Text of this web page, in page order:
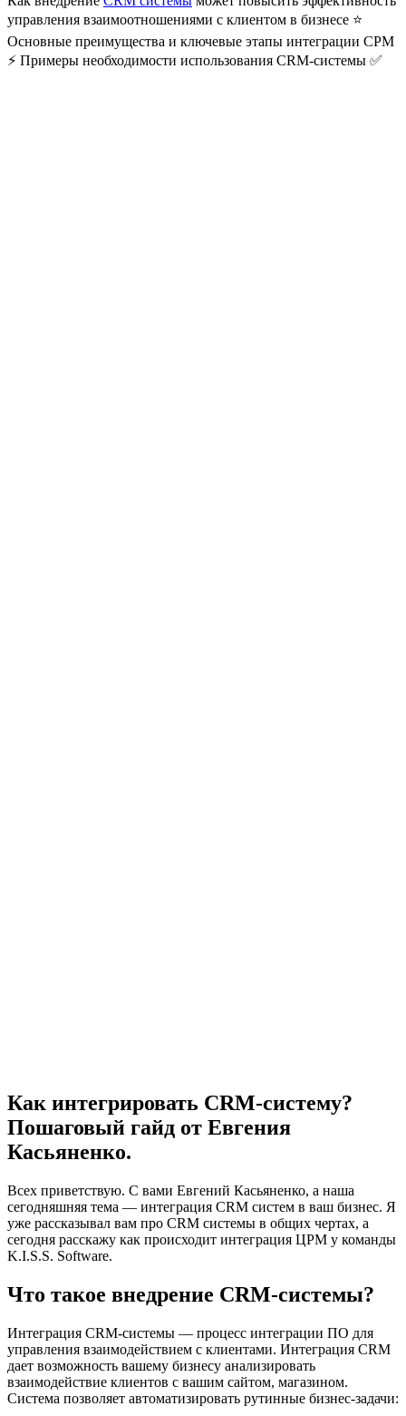
управления взаимоотношениями с клиентом в бизнесе ⭐
Основные преимущества и ключевые этапы интеграции СРМ
⚡ Примеры необходимости использования CRM-системы ✅
Как интегрировать CRM-систему?
Пошаговый гайд от Евгения
Касьяненко.
Всех приветствую. С вами Евгений Касьяненко, а наша
сегодняшняя тема — интеграция CRM систем в ваш бизнес. Я
уже рассказывал вам про CRM системы в общих чертах, а
сегодня расскажу как происходит интеграция ЦРМ у команды
K.I.S.S. Software.
Что такое внедрение CRM-системы?
Интеграция CRM-системы — процесс интеграции ПО для
управления взаимодействием с клиентами. Интеграция CRM
дает возможность вашему бизнесу анализировать
взаимодействие клиентов с вашим сайтом, магазином.
Система позволяет автоматизировать рутинные бизнес-задачи: